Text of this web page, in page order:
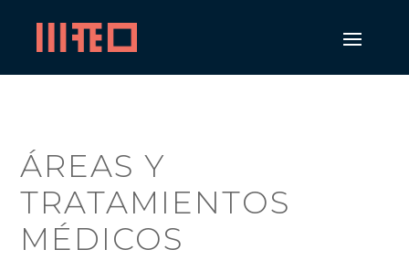
ÁREAS Y
TRATAMIENTOS
MÉDICOS